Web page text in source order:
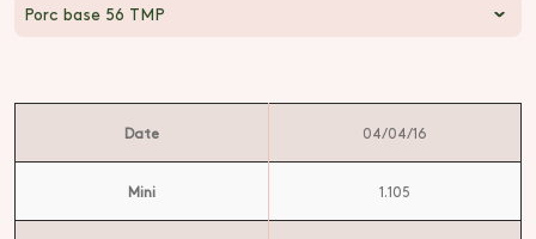
Porc base 56 TMP
Date 04/04/16
Mini 1.105